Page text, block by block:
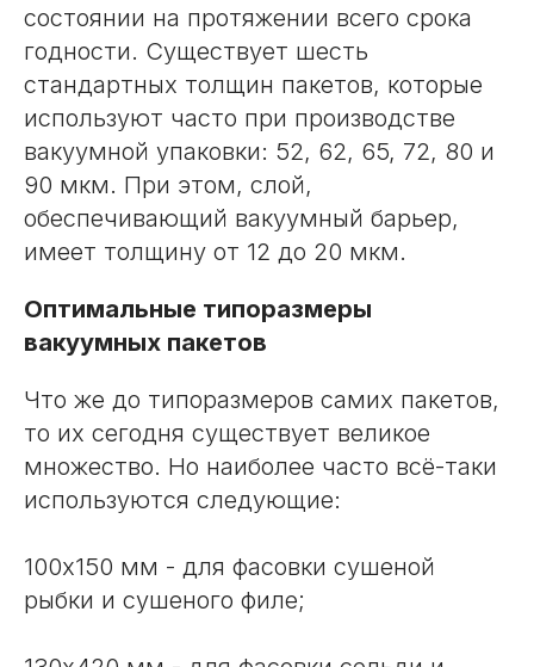
состоянии на протяжении всего срока
годности. Существует шесть
стандартных толщин пакетов, которые
используют часто при производстве
вакуумной упаковки: 52, 62, 65, 72, 80 и
90 мкм. При этом, слой,
обеспечивающий вакуумный барьер,
имеет толщину от 12 до 20 мкм.
Оптимальные типоразмеры
вакуумных пакетов
Что же до типоразмеров самих пакетов,
то их сегодня существует великое
множество. Но наиболее часто всё-таки
используются следующие:
100х150 мм - для фасовки сушеной
рыбки и сушеного филе;